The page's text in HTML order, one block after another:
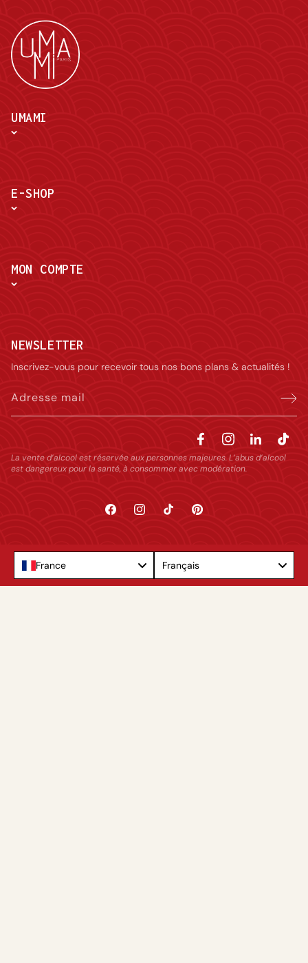
UMAMI
E-SHOP
MON COMPTE
NEWSLETTER
Inscrivez-vous pour recevoir tous nos bons plans & actualités !
Adresse mail
La vente d’alcool est réservée aux personnes majeures. L’abus d’alcool
est dangereux pour la santé, à consommer avec modération.
FacebookInstagramTikTok Pinterest
France Français